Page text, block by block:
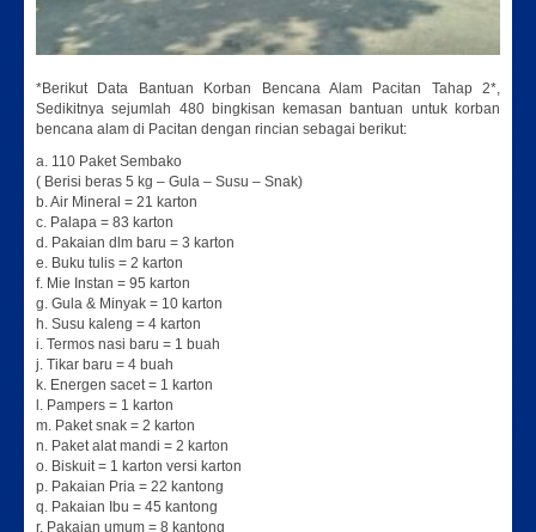
*Berikut Data Bantuan Korban Bencana Alam Pacitan Tahap 2*,
Sedikitnya sejumlah 480 bingkisan kemasan bantuan untuk korban
bencana alam di Pacitan dengan rincian sebagai berikut:
a. 110 Paket Sembako
( Berisi beras 5 kg – Gula – Susu – Snak)
b. Air Mineral = 21 karton
c. Palapa = 83 karton
d. Pakaian dlm baru = 3 karton
e. Buku tulis = 2 karton
f. Mie Instan = 95 karton
g. Gula & Minyak = 10 karton
h. Susu kaleng = 4 karton
i. Termos nasi baru = 1 buah
j. Tikar baru = 4 buah
k. Energen sacet = 1 karton
l. Pampers = 1 karton
m. Paket snak = 2 karton
n. Paket alat mandi = 2 karton
o. Biskuit = 1 karton versi karton
p. Pakaian Pria = 22 kantong
q. Pakaian Ibu = 45 kantong
r. Pakaian umum = 8 kantong